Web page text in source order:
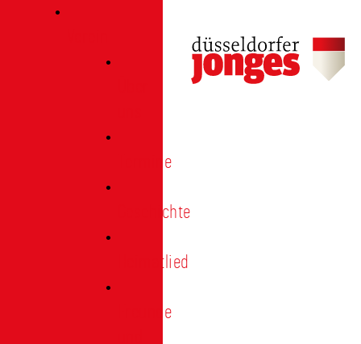
Termine
Geschichte
Heimatlied
Freunde